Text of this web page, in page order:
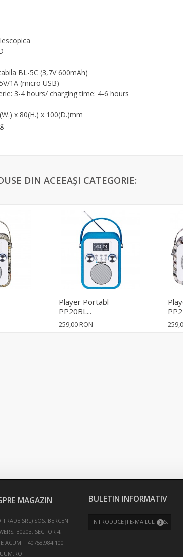
BL-5C (3,7V 600mAh)
1A (micro USB)
3-4 hours/ charging time: 4-6 hours
x 80(H.) x 100(D.)mm
DIN ACEEAȘI CATEGORIE:
Player Portabl
PP20BL...
259,00 RON
MAGAZIN
SRL) SOS. BERCENI
B0203, SECTOR 4,
ACUM: +40758.984.100
BULETIN INFORMATIV